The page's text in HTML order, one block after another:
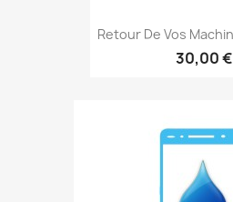
Retour De Vos
30,00 €